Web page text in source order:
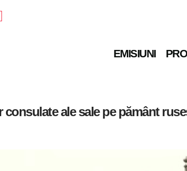
EMISIUNI
ale sale pe pământ